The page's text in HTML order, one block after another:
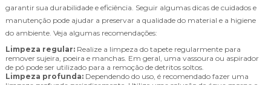
garantir sua durabilidade e eficiência. Seguir algumas dicas de cuidados e
manutenção pode ajudar a preservar a qualidade do material e a higiene
do ambiente. Veja algumas recomendações:
Limpeza regular: Realize a limpeza do tapete regularmente para
remover sujeira, poeira e manchas. Em geral, uma vassoura ou aspirador
de pó pode ser utilizado para a remoção de detritos soltos.
Limpeza profunda: Dependendo do uso, é recomendado fazer uma